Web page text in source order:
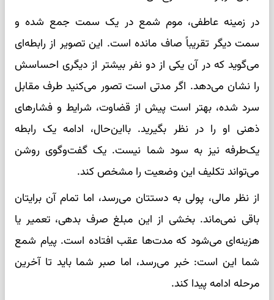
در زمینه عاطفی، موم شمع در یک سمت جمع شده و
سمت دیگر تقریباً صاف مانده است. این تصویر از رابطه‌ای
می‌گوید که در آن یکی از دو نفر بیشتر از دیگری احساسش
را نشان می‌دهد. اگر مدتی است تصور می‌کنید طرف مقابل
سرد شده، بهتر است پیش از قضاوت، شرایط و فشارهای
ذهنی او را در نظر بگیرید. بااین‌حال، ادامه یک رابطه
یک‌طرفه نیز به سود شما نیست. یک گفت‌وگوی روشن
می‌تواند تکلیف این وضعیت را مشخص کند.
از نظر مالی، پولی به دستتان می‌رسد، اما تمام آن برایتان
باقی نمی‌ماند. بخشی از این مبلغ صرف بدهی، تعمیر یا
هزینه‌ای می‌شود که مدت‌ها عقب افتاده است. پیام شمع
شما این است: خبر می‌رسد، اما صبر شما باید تا آخرین
مرحله ادامه پیدا کند.